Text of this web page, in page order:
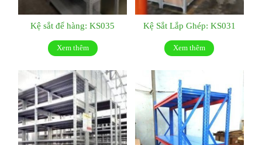
Kệ sắt để hàng: KS035
Xem thêm
Kệ Sắt Lắp Ghép: KS031
Xem thêm